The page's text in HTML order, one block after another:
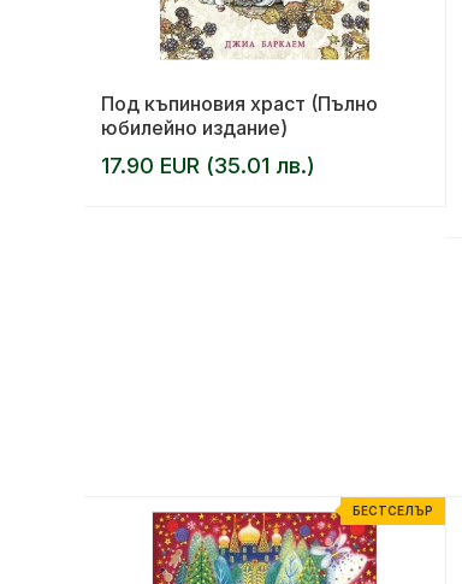
Под къпиновия храст (Пълно
юбилейно издание)
17.90 EUR (35.01 лв.)
БЕСТСЕЛЪР